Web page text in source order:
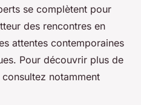
se complètent pour
des rencontres en
attentes contemporaines
Pour découvrir plus de
notamment